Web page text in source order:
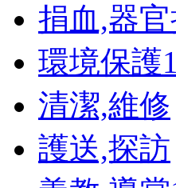
捐血,器
環境保護1
清潔,維修
護送,探訪